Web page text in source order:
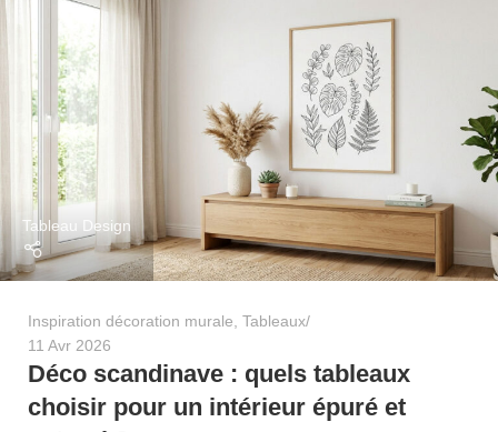
Tableau Design
Inspiration décoration murale Tableaux
11 Avr 2026
Déco scandinave : quels tableaux
choisir pour un intérieur épuré et